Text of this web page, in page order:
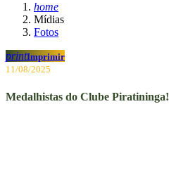
home
Mídias
Fotos
printImprimir
11/08/2025
Medalhistas do Clube Piratininga!